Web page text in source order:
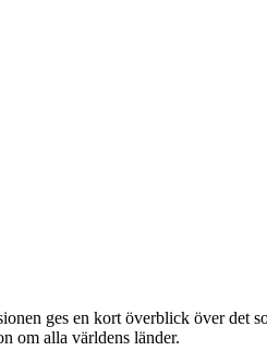
ges en kort överblick över det
om alla världens länder.